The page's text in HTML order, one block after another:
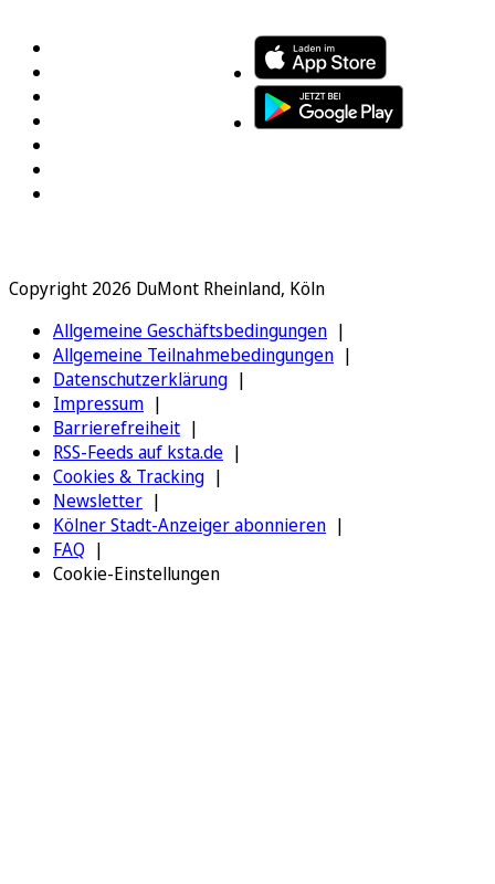
Copyright 2026 DuMont Rheinland, Köln
Allgemeine Geschäftsbedingungen
Allgemeine Teilnahmebedingungen
Datenschutzerklärung
Impressum
Barrierefreiheit
RSS-Feeds auf ksta.de
Cookies & Tracking
Newsletter
Kölner Stadt-Anzeiger abonnieren
FAQ
Cookie-Einstellungen